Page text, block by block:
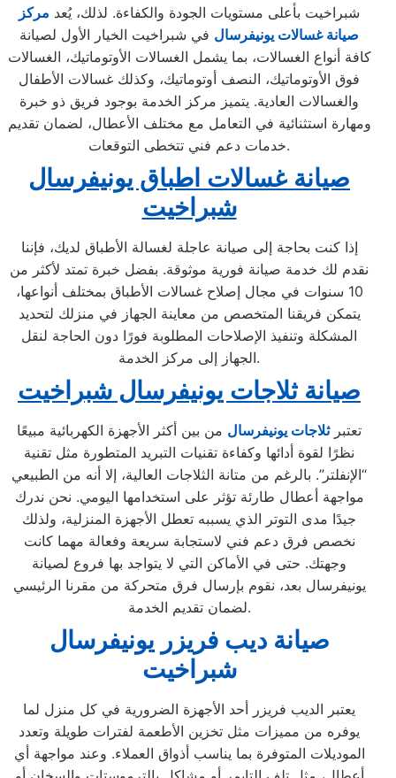
شبراخيت بأعلى مستويات الجودة والكفاءة. لذلك، يُعد مركز
صيانة غسالات يونيفرسال في شبراخيت الخيار الأول لصيانة
كافة أنواع الغسالات، بما يشمل الغسالات الأوتوماتيك، الغسالات
فوق الأوتوماتيك، النصف أوتوماتيك، وكذلك غسالات الأطفال
والغسالات العادية. يتميز مركز الخدمة بوجود فريق ذو خبرة
ومهارة استثنائية في التعامل مع مختلف الأعطال، لضمان تقديم
خدمات دعم فني تتخطى التوقعات.
صيانة غسالات اطباق يونيفرسال
شبراخيت
إذا كنت بحاجة إلى صيانة عاجلة لغسالة الأطباق لديك، فإننا
نقدم لك خدمة صيانة فورية موثوقة. بفضل خبرة تمتد لأكثر من
10 سنوات في مجال إصلاح غسالات الأطباق بمختلف أنواعها،
يتمكن فريقنا المتخصص من معاينة الجهاز في منزلك لتحديد
المشكلة وتنفيذ الإصلاحات المطلوبة فورًا دون الحاجة لنقل
الجهاز إلى مركز الخدمة.
صيانة ثلاجات يونيفرسال شبراخيت
تعتبرثلاجات يونيفرسال من بين أكثر الأجهزة الكهربائية مبيعًا
نظرًا لقوة أدائها وكفاءة تقنيات التبريد المتطورة مثل تقنية
“الإنفلتر”. بالرغم من متانة الثلاجات العالية، إلا أنه من الطبيعي
مواجهة أعطال طارئة تؤثر على استخدامها اليومي. نحن ندرك
جيدًا مدى التوتر الذي يسببه تعطل الأجهزة المنزلية، ولذلك
نخصص فرق دعم فني لاستجابة سريعة وفعالة مهما كانت
وجهتك. حتى في الأماكن التي لا يتواجد بها فروع لصيانة
يونيفرسال بعد، نقوم بإرسال فرق متحركة من مقرنا الرئيسي
لضمان تقديم الخدمة.
صيانة ديب فريزر يونيفرسال
شبراخيت
يعتبر الديب فريزر أحد الأجهزة الضرورية في كل منزل لما
يوفره من مميزات مثل تخزين الأطعمة لفترات طويلة وتعدد
الموديلات المتوفرة بما يناسب أذواق العملاء. وعند مواجهة أي